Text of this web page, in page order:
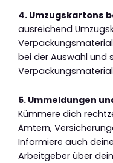
4. Umzugskartons
ausreichend
bei der Auswahl und
5. Ummeldungen
Kümmere dich
Ämtern,
Informiere auch
Arbeitgeber über